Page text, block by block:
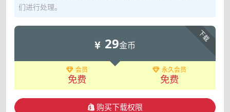
们进行处理。
下载
29金币
会员
免费
永久会员
免费
购买下载权限